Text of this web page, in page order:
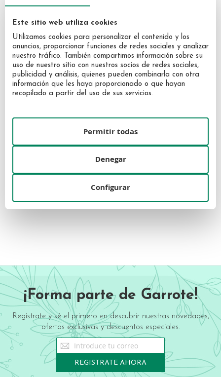
58,40 €
Este sitio web utiliza cookies
Utilizamos cookies para personalizar el contenido y los
anuncios, proporcionar funciones de redes sociales y analizar
nuestro tráfico. También compartimos información sobre su
uso de nuestro sitio con nuestros socios de redes sociales,
publicidad y análisis, quienes pueden combinarla con otra
información que les haya proporcionado o que hayan
recopilado a partir del uso de sus servicios.
Configurar
Denegar
Permitir todas
¡Forma parte de Garrote!
Regístrate y sé el primero en descubrir nuestras novedades,
ofertas exclusivas y descuentos especiales.
Sign
Up
for
Our
REGISTRATE AHORA